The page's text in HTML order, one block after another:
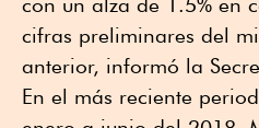
cifras preliminares del
anterior, informó la
En el más reciente